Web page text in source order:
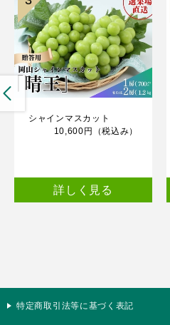
シャインマスカット
10,600円
（税込み）
詳しく見る
特定商取引法等に基づく表記